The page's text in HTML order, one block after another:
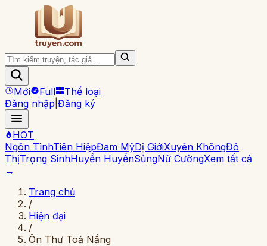
Mới Full
Thể loại
Đăng nhập Đăng ký
HOT
Ngôn TìnhTiên HiệpĐam MỹDị GiớiXuyên KhôngĐô
ThịTrọng SinhHuyền HuyễnSủngNữ CườngXem tất cả
→
Trang chủ
/
Hiện đại
/
Ôn Thư Toả Nắng